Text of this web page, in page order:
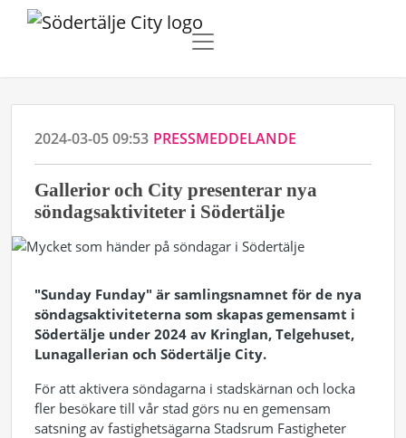
2024-03-05 09:53 PRESSMEDDELANDE
Gallerior och City presenterar nya
söndagsaktiviteter i Södertälje
"Sunday Funday" är samlingsnamnet för de nya
söndagsaktiviteterna som skapas gemensamt i
Södertälje under 2024 av Kringlan, Telgehuset,
Lunagallerian och Södertälje City.
För att aktivera söndagarna i stadskärnan och locka
fler besökare till vår stad görs nu en gemensam
satsning av fastighetsägarna Stadsrum Fastigheter